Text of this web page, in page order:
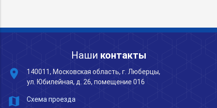
Наши контакты
place
140011, Московская область, г. Люберцы,
ул. Юбилейная, д. 26, помещение 016
map Схема проезда